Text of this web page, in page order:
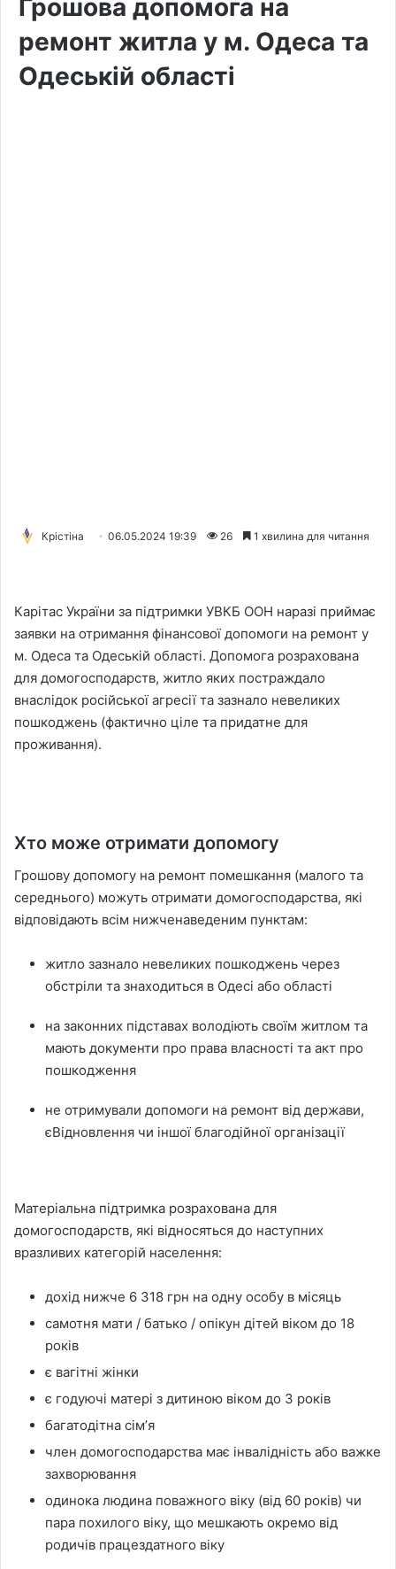
Грошова допомога на
ремонт житла у м. Одеса та
Одеській області
Крістіна 06.05.2024 19:39 26 1 хвилина для читання
Карітас України за підтримки УВКБ ООН наразі приймає
заявки на отримання фінансової допомоги на ремонт у
м. Одеса та Одеській області. Допомога розрахована
для домогосподарств, житло яких постраждало
внаслідок російської агресії та зазнало невеликих
пошкоджень (фактично ціле та придатне для
проживання).
Хто може отримати допомогу
Грошову допомогу на ремонт помешкання (малого та
середнього) можуть отримати домогосподарства, які
відповідають всім нижченаведеним пунктам:
житло зазнало невеликих пошкоджень через
обстріли та знаходиться в Одесі або області
на законних підставах володіють своїм житлом та
мають документи про права власності та акт про
пошкодження
не отримували допомоги на ремонт від держави,
єВідновлення чи іншої благодійної організації
Матеріальна підтримка розрахована для
домогосподарств, які відносяться до наступних
вразливих категорій населення:
дохід нижче 6 318 грн на одну особу в місяць
самотня мати / батько / опікун дітей віком до 18
років
є вагітні жінки
є годуючі матері з дитиною віком до 3 років
багатодітна сімʼя
член домогосподарства має інвалідність або важке
захворювання
одинока людина поважного віку (від 60 років) чи
пара похилого віку, що мешкають окремо від
родичів працездатного віку